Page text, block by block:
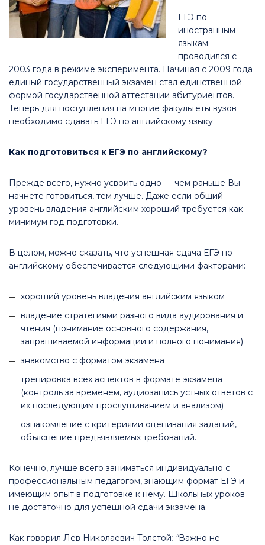
ЕГЭ по
иностранным
языкам
проводился с
2003 года в режиме эксперимента. Начиная с 2009 года
единый государственный экзамен стал единственной
формой государственной аттестации абитуриентов.
Теперь для поступления на многие факультеты вузов
необходимо сдавать ЕГЭ по английскому языку.
Как подготовиться к ЕГЭ по английскому?
Прежде всего, нужно усвоить одно — чем раньше Вы
начнете готовиться, тем лучше. Даже если общий
уровень владения английским хороший требуется как
минимум год подготовки.
В целом, можно сказать, что успешная сдача ЕГЭ по
английскому обеспечивается следующими факторами:
хороший уровень владения английским языком
владение стратегиями разного вида аудирования и
чтения (понимание основного содержания,
запрашиваемой информации и полного понимания)
знакомство с форматом экзамена
тренировка всех аспектов в формате экзамена
(контроль за временем, аудиозапись устных ответов с
их последующим прослушиванием и анализом)
ознакомление с критериями оценивания заданий,
объяснение предъявляемых требований.
Конечно, лучше всего заниматься индивидуально с
профессиональным педагогом, знающим формат ЕГЭ и
имеющим опыт в подготовке к нему. Школьных уроков
не достаточно для успешной сдачи экзамена.
Как говорил Лев Николаевич Толстой: “Важно не